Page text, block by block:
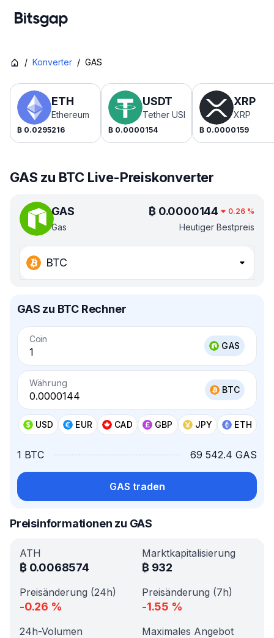
/ Konverter / GAS
ETH
Ethereum
₿ 0.0295216
USDT
Tether USDt
₿ 0.0000154
XRP
XRP
₿ 0.0000159
GAS zu BTC Live-Preiskonverter
GAS
Gas
₿ 0.0000144 0.26 %
Heutiger Bestpreis
BTC
GAS zu BTC Rechner
Coin
GAS
Währung
BTC
USD EUR CAD GBP JPY ETH
1 BTC 69 542.4 GAS
GAS traden
Preisinformationen zu GAS
ATH
₿ 0.0068574
Marktkapitalisierung
₿ 932
Preisänderung (24h)
-0.26 %
Preisänderung (7h)
-1.55 %
24h-Volumen Maximales Angebot